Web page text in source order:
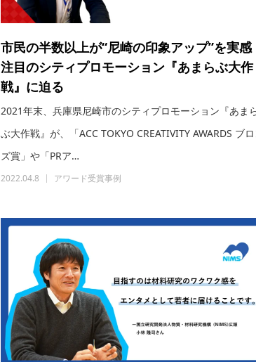
市民の半数以上が“尼崎の印象アップ”を実感
注目のシティプロモーション『あまらぶ大作
戦』に迫る
2021年末、兵庫県尼崎市のシティプロモーション『あま
ぶ大作戦』が、「ACC TOKYO CREATIVITY AWARDS ブ
ズ賞」や「PRア…
2022.04.8 アワード受賞事例